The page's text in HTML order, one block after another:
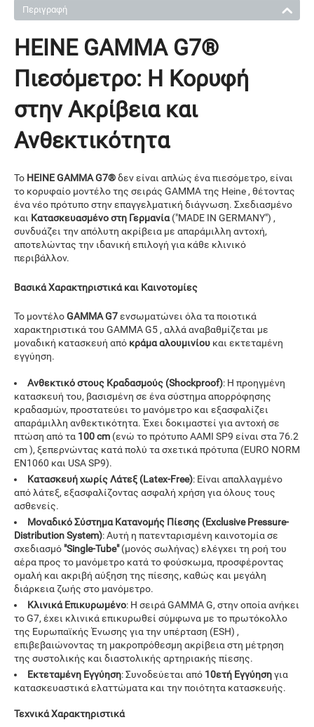
Περιγραφή
HEINE GAMMA G7®
Πιεσόμετρο: Η Κορυφή
στην Ακρίβεια και
Ανθεκτικότητα
Το HEINE GAMMA G7®δεν είναι απλώς ένα πιεσόμετρο, είναι
το κορυφαίο μοντέλο της σειράς GAMMA της Heine , θέτοντας
ένα νέο πρότυπο στην επαγγελματική διάγνωση. Σχεδιασμένο
και Κατασκευασμένο στη Γερμανία("MADE IN GERMANY") ,
συνδυάζει την απόλυτη ακρίβεια με απαράμιλλη αντοχή,
αποτελώντας την ιδανική επιλογή για κάθε κλινικό
περιβάλλον.
Βασικά Χαρακτηριστικά και Καινοτομίες
Το μοντέλοGAMMA G7ενσωματώνει όλα τα ποιοτικά
χαρακτηριστικά του GAMMA G5 , αλλά αναβαθμίζεται με
μοναδική κατασκευή από κράμα αλουμινίου και εκτεταμένη
εγγύηση.
Ανθεκτικό στους Κραδασμούς (Shockproof): Η προηγμένη
κατασκευή του, βασισμένη σε ένα σύστημα απορρόφησης
κραδασμών, προστατεύει το μανόμετρο και εξασφαλίζει
απαράμιλλη ανθεκτικότητα. Έχει δοκιμαστεί για αντοχή σε
πτώση από τα 100 cm (ενώ το πρότυπο AAMI SP9 είναι στα 76.2
cm ), ξεπερνώντας κατά πολύ τα σχετικά πρότυπα (EURO NORM
EN1060 και USA SP9).
Κατασκευή χωρίς Λάτεξ (Latex-Free): Είναι απαλλαγμένο
από λάτεξ, εξασφαλίζοντας ασφαλή χρήση για όλους τους
ασθενείς.
Μοναδικό Σύστημα Κατανομής Πίεσης (Exclusive Pressure-
Distribution System): Αυτή η πατενταρισμένη καινοτομία σε
σχεδιασμό "Single-Tube"(μονός σωλήνας) ελέγχει τη ροή του
αέρα προς το μανόμετρο κατά το φούσκωμα, προσφέροντας
ομαλή και ακριβή αύξηση της πίεσης, καθώς και μεγάλη
διάρκεια ζωής στο μανόμετρο.
Κλινικά Επικυρωμένο: Η σειρά GAMMA G, στην οποία ανήκει
το G7, έχει κλινικά επικυρωθεί σύμφωνα με το πρωτόκολλο
της Ευρωπαϊκής Ένωσης για την υπέρταση (ESH) ,
επιβεβαιώνοντας τη μακροπρόθεσμη ακρίβεια στη μέτρηση
της συστολικής και διαστολικής αρτηριακής πίεσης.
Εκτεταμένη Εγγύηση: Συνοδεύεται από 10ετή Εγγύησηγια
κατασκευαστικά ελαττώματα και την ποιότητα κατασκευής.
Τεχνικά Χαρακτηριστικά